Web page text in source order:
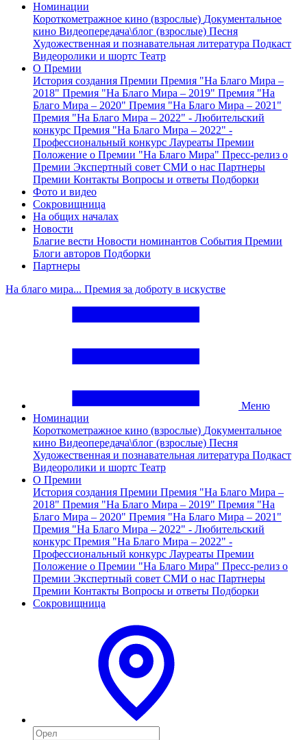
Номинации
Короткометражное кино (взрослые) Документальное
кино Видеопередача\блог (взрослые) Песня
Художественная и познавательная литература Подкаст
Видеоролики и шортс Театр
О Премии
История создания Премии Премия "На Благо Мира –
2018" Премия "На Благо Мира – 2019" Премия "На
Благо Мира – 2020" Премия "На Благо Мира – 2021"
Премия "На Благо Мира – 2022" - Любительский
конкурс Премия "На Благо Мира – 2022" -
Профессиональный конкурс Лауреаты Премии
Положение о Премии "На Благо Мира" Пресс-релиз о
Премии Экспертный совет СМИ о нас Партнеры
Премии Контакты Вопросы и ответы Подборки
Фото и видео
Сокровищница
На общих началах
Новости
Благие вести Новости номинантов События Премии
Блоги авторов Подборки
Партнеры
На благо мира... Премия за доброту в искустве
Меню
Номинации
Короткометражное кино (взрослые) Документальное
кино Видеопередача\блог (взрослые) Песня
Художественная и познавательная литература Подкаст
Видеоролики и шортс Театр
О Премии
История создания Премии Премия "На Благо Мира –
2018" Премия "На Благо Мира – 2019" Премия "На
Благо Мира – 2020" Премия "На Благо Мира – 2021"
Премия "На Благо Мира – 2022" - Любительский
конкурс Премия "На Благо Мира – 2022" -
Профессиональный конкурс Лауреаты Премии
Положение о Премии "На Благо Мира" Пресс-релиз о
Премии Экспертный совет СМИ о нас Партнеры
Премии Контакты Вопросы и ответы Подборки
Сокровищница